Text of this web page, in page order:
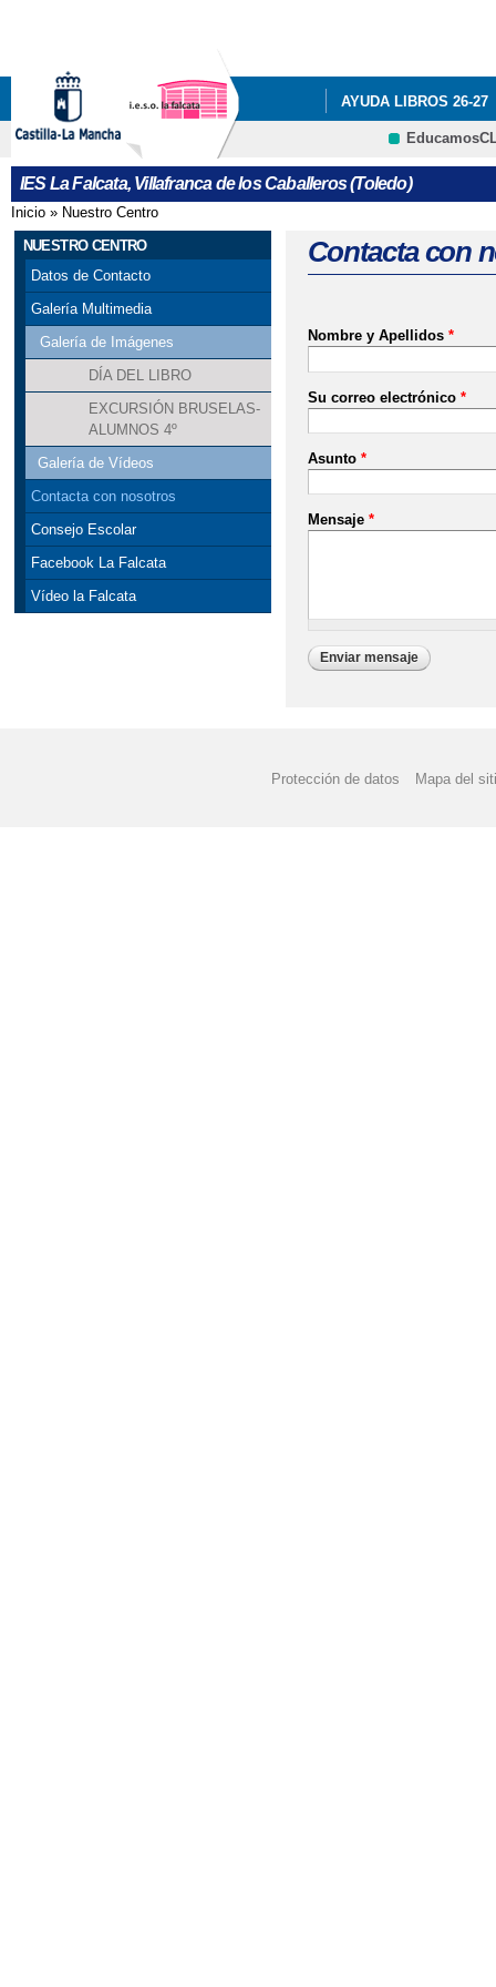
AYUDA LIBROS 26-27
NUESTRO CENTRO
PROGRAMA
EDUCACIÓN QUÉ
CRFP
IES La Falcata, Villafranca de los Caballeros (Toledo)
Se encuentra usted aquí
Inicio » Nuestro Centro
NUESTRO CENTRO
Datos de Contacto
Galería Multimedia
Galería de Imágenes
DÍA DEL LIBRO
EXCURSIÓN BRUSELAS-
ALUMNOS 4º
Galería de Vídeos
Contacta con nosotros
Consejo Escolar
Facebook La Falcata
Vídeo la Falcata
Contacta con
Nombre y Apellidos *
Su correo electrónico *
Asunto *
Mensaje *
Protección de datos Mapa del